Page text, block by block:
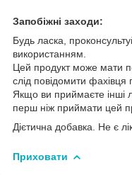
Запобіжні заходи:
Будь ласка,
використанням.
Цей продукт може мати
слід повідомити
Якщо ви приймаєте інші
перш ніж приймати цей
Дієтична добавка. Не є
Приховати